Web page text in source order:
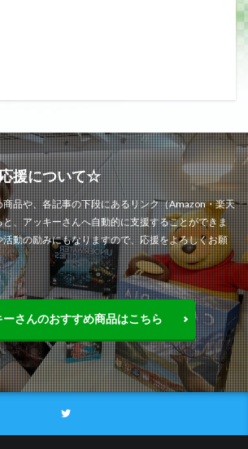
援について☆
品や、各記事の下段にあるリンク（Amazon・楽天
、アッキーさんへ自動的に支援することができま
動の励みにもなりますので、応援をよろしくお願
ーさんのおすすめ商品はこちら